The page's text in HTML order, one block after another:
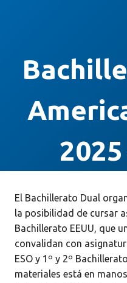
El Bachillerato Dual
la posibilidad de cursar
Bachillerato EEUU, que
convalidan con
ESO y 1º y 2º
materiales está en